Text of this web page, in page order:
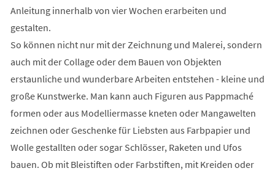
Anleitung innerhalb von vier Wochen erarbeiten und
gestalten.
So können nicht nur mit der Zeichnung und Malerei, sondern
auch mit der Collage oder dem Bauen von Objekten
erstaunliche und wunderbare Arbeiten entstehen - kleine und
große Kunstwerke. Man kann auch Figuren aus Pappmaché
formen oder aus Modelliermasse kneten oder Mangawelten
zeichnen oder Geschenke für Liebsten aus Farbpapier und
Wolle gestallten oder sogar Schlösser, Raketen und Ufos
bauen. Ob mit Bleistiften oder Farbstiften, mit Kreiden oder